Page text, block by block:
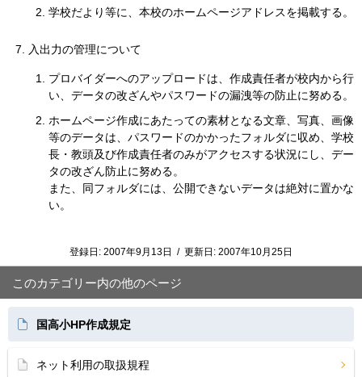
学校だより等に、本校のホームページアドレスを掲載する。
入出力の管理について
プロバイダーへのアップロードは、作成責任者が校内から行
い、データの改ざんやパスワードの漏洩等の防止に努める。
ホームページ作成にあたっての素材となる文章、写真、画像
等のデータは、パスワードのかかったフォルダに収め、学校
長・教頭及び作成責任者のみがアクセスする状況にし、デー
タの改ざん防止に努める。
また、同フォルダには、公開できないデータは絶対に置かな
い。
登録日: 2007年9月13日 / 更新日: 2007年10月25日
このカテゴリー内の他のページ
国高小HP作成規定
ネット利用の取扱規程